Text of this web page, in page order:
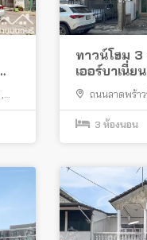
ทาวน์โฮม 3
เออร์บาเนี่ย
ถนนเมนโคร
เซ็นทรัล ลา
ถนนลาดพร้า
กรุงเทพมหานคร
3 ห้องนอน